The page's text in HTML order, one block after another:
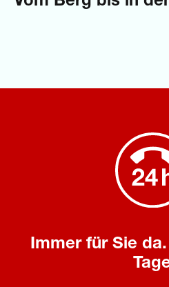
Immer für Sie